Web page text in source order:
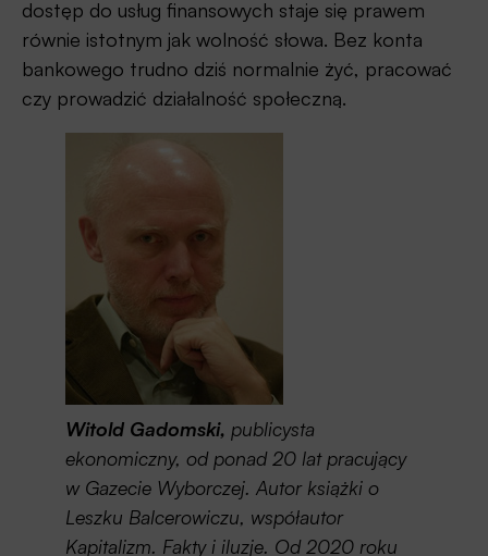
dostęp do usług finansowych staje się prawem
równie istotnym jak wolność słowa. Bez konta
bankowego trudno dziś normalnie żyć, pracować
czy prowadzić działalność społeczną.
Witold Gadomski, publicysta
ekonomiczny, od ponad 20 lat pracujący
w Gazecie Wyborczej. Autor książki o
Leszku Balcerowiczu, współautor
Kapitalizm. Fakty i iluzje. Od 2020 roku